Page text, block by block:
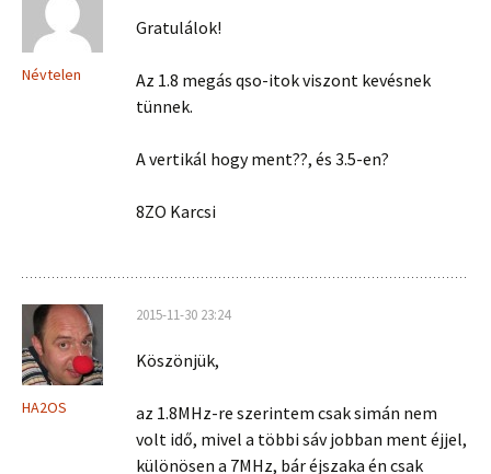
Névtelen
Gratulálok!
Az 1.8 megás qso-itok viszont kevésnek
tünnek.
A vertikál hogy ment??, és 3.5-en?
8ZO Karcsi
HA2OS
2015-11-30 23:24
Köszönjük,
az 1.8MHz-re szerintem csak simán nem
volt idő, mivel a többi sáv jobban ment éjjel,
különösen a 7MHz, bár éjszaka én csak